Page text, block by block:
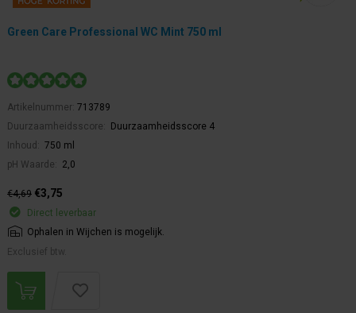
Green Care Professional WC Mint 750 ml
Artikelnummer: 713789
Duurzaamheidsscore:
Duurzaamheidsscore 4
Inhoud:
750 ml
pH Waarde:
2,0
€4,69 €3,75
Direct leverbaar
Ophalen in Wijchen is mogelijk.
Exclusief btw.